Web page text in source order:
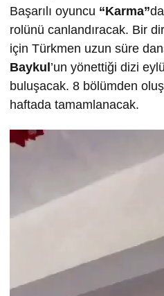
Başarılı oyuncu “Karma”
rolünü canlandıracak. Bir
için Türkmen uzun süre
Baykul’un yönettiği dizi
buluşacak. 8 bölümden
haftada tamamlanacak.